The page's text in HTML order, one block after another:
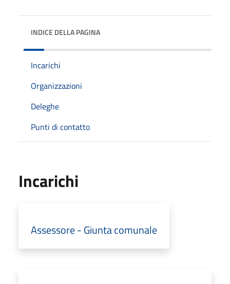
INDICE DELLA PAGINA
Incarichi
Organizzazioni
Deleghe
Punti di contatto
Incarichi
Assessore - Giunta comunale